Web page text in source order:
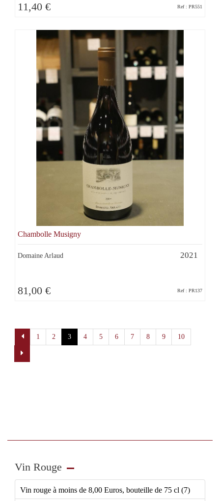
Vin Rouge
Vin rouge à moins de 8,00 Euros, bouteille de 75 cl (7)
11,40 € Ref : PR551
Chambolle Musigny
Domaine Arlaud 2021
81,00 € Ref : PR137
1 2 3 4 5 6 7 8 9 10